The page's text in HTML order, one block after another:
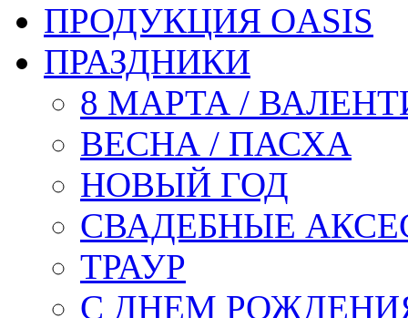
ПРОДУКЦИЯ OASIS
ПРАЗДНИКИ
8 МАРТА /
ВЕСНА / ПАСХА
НОВЫЙ ГОД
СВАДЕБНЫЕ
ТРАУР
С ДНЕМ